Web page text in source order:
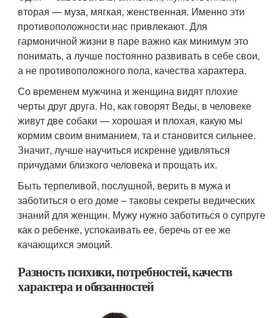
вторая — муза, мягкая, женственная. Именно эти
противоположности нас привлекают. Для
гармоничной жизни в паре важно как минимум это
понимать, а лучше постоянно развивать в себе свои,
а не противоположного пола, качества характера.
Со временем мужчина и женщина видят плохие
черты друг друга. Но, как говорят Веды, в человеке
живут две собаки — хорошая и плохая, какую мы
кормим своим вниманием, та и становится сильнее.
Значит, лучше научиться искренне удивляться
причудами близкого человека и прощать их.
Быть терпеливой, послушной, верить в мужа и
заботиться о его доме – таковы секреты ведических
знаний для женщин. Мужу нужно заботиться о супруге
как о ребенке, успокаивать ее, беречь от ее же
качающихся эмоций.
Разность психики, потребностей, качеств
характера и обязанностей